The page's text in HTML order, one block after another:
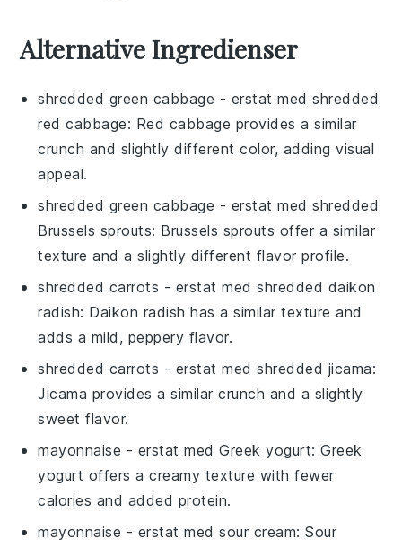
Alternative Ingredienser
shredded green cabbage - erstat medshredded
red cabbage: Red cabbage provides a similar
crunch and slightly different color, adding visual
appeal.
shredded green cabbage - erstat medshredded
Brussels sprouts: Brussels sprouts offer a similar
texture and a slightly different flavor profile.
shredded carrots - erstat medshredded daikon
radish: Daikon radish has a similar texture and
adds a mild, peppery flavor.
shredded carrots - erstat medshredded jicama:
Jicama provides a similar crunch and a slightly
sweet flavor.
mayonnaise - erstat medGreek yogurt: Greek
yogurt offers a creamy texture with fewer
calories and added protein.
mayonnaise - erstat medsour cream: Sour